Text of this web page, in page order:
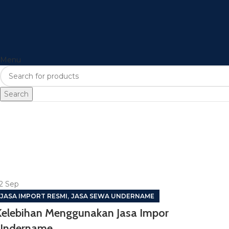
Menu
Search
Sep
JASA IMPORT RESMI, JASA SEWA UNDERNAME
Menggunakan Jasa Impor